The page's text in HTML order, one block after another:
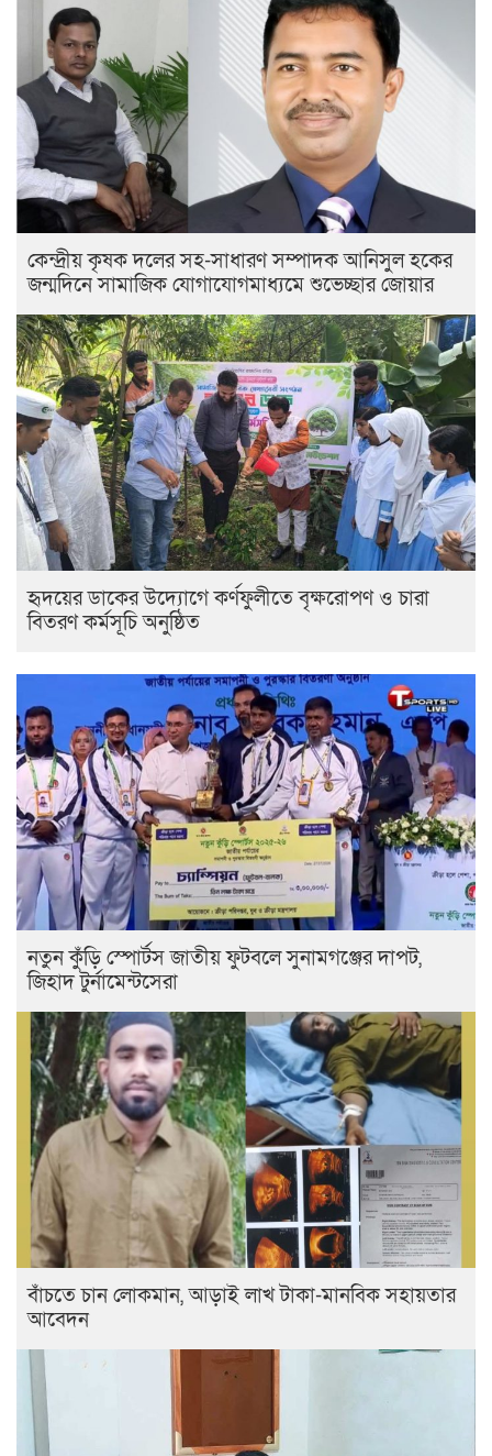
কেন্দ্রীয় কৃষক দলের সহ-সাধারণ সম্পাদক আনিসুল হকের
জন্মদিনে সামাজিক যোগাযোগমাধ্যমে শুভেচ্ছার জোয়ার
হৃদয়ের ডাকের উদ্যোগে কর্ণফুলীতে বৃক্ষরোপণ ও চারা
বিতরণ কর্মসূচি অনুষ্ঠিত
নতুন কুঁড়ি স্পোর্টস জাতীয় ফুটবলে সুনামগঞ্জের দাপট,
জিহাদ টুর্নামেন্টসেরা
বাঁচতে চান লোকমান, আড়াই লাখ টাকা-মানবিক সহায়তার
আবেদন